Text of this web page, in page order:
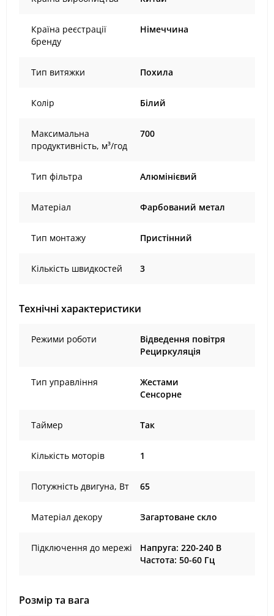
Країна реєстрації
бренду
Німеччина
Тип витяжки Похила
Колір Білий
Максимальна
продуктивність, м³/год
700
Тип фільтра Алюмінієвий
Матеріал Фарбований метал
Тип монтажу Пристінний
Кількість швидкостей 3
Технічні характеристики
Режими роботи
Відведення повітря
Рециркуляція
Тип управління
Жестами
Сенсорне
Таймер Так
Кількість моторів 1
Потужність двигуна, Вт 65
Матеріал декору Загартоване скло
Підключення до мережі
Напруга: 220-240 В
Частота: 50-60 Гц
Розмір та вага